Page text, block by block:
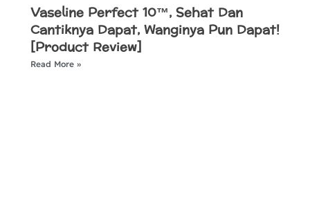
Vaseline Perfect 10™, Sehat Dan
Cantiknya Dapat, Wanginya Pun Dapat!
[Product Review]
Read More »